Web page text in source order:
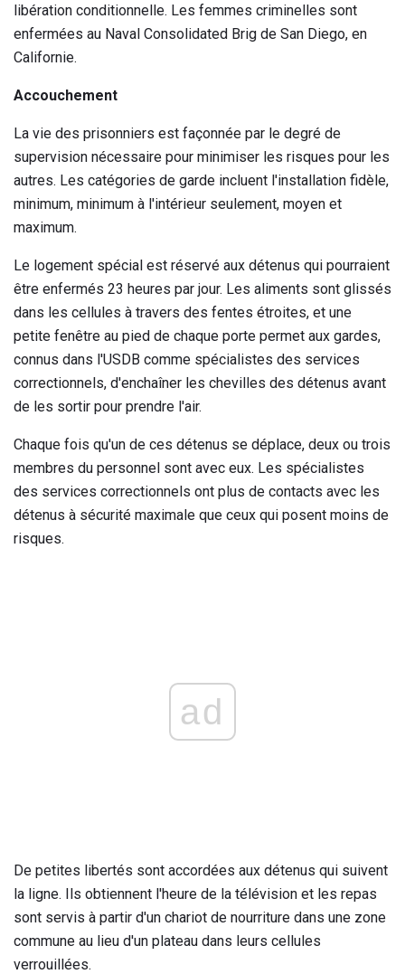
libération conditionnelle. Les femmes criminelles sont
enfermées au Naval Consolidated Brig de San Diego, en
Californie.
Accouchement
La vie des prisonniers est façonnée par le degré de
supervision nécessaire pour minimiser les risques pour les
autres. Les catégories de garde incluent l'installation fidèle,
minimum, minimum à l'intérieur seulement, moyen et
maximum.
Le logement spécial est réservé aux détenus qui pourraient
être enfermés 23 heures par jour. Les aliments sont glissés
dans les cellules à travers des fentes étroites, et une
petite fenêtre au pied de chaque porte permet aux gardes,
connus dans l'USDB comme spécialistes des services
correctionnels, d'enchaîner les chevilles des détenus avant
de les sortir pour prendre l'air.
Chaque fois qu'un de ces détenus se déplace, deux ou trois
membres du personnel sont avec eux. Les spécialistes
des services correctionnels ont plus de contacts avec les
détenus à sécurité maximale que ceux qui posent moins de
risques.
ad
De petites libertés sont accordées aux détenus qui suivent
la ligne. Ils obtiennent l'heure de la télévision et les repas
sont servis à partir d'un chariot de nourriture dans une zone
commune au lieu d'un plateau dans leurs cellules
verrouillées.